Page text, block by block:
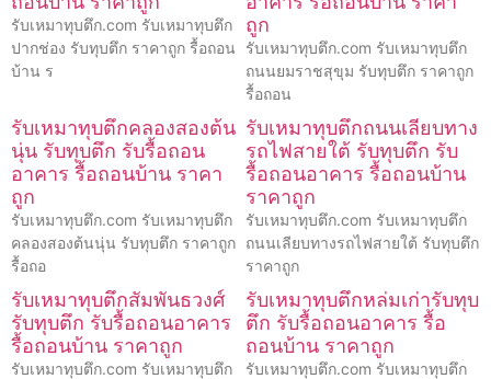
รับเหมาทุบตึก.com รับเหมาทุบตึก
ปากช่อง รับทุบตึก ราคาถูก รื้อถอน
บ้าน ร
ถูก
รับเหมาทุบตึก.com รับเหมาทุบตึก
ถนนยมราชสุขุม รับทุบตึก ราคาถูก
รื้อถอน
รับเหมาทุบตึกคลองสองต้น
นุ่น รับทุบตึก รับรื้อถอน
อาคาร รื้อถอนบ้าน ราคา
ถูก
รับเหมาทุบตึก.com รับเหมาทุบตึก
คลองสองต้นนุ่น รับทุบตึก ราคาถูก
รื้อถอ
รับเหมาทุบตึกถนนเลียบทาง
รถไฟสายใต้ รับทุบตึก รับ
รื้อถอนอาคาร รื้อถอนบ้าน
ราคาถูก
รับเหมาทุบตึก.com รับเหมาทุบตึก
ถนนเลียบทางรถไฟสายใต้ รับทุบตึก
ราคาถูก
รับเหมาทุบตึกสัมพันธวงศ์
รับทุบตึก รับรื้อถอนอาคาร
รื้อถอนบ้าน ราคาถูก
รับเหมาทุบตึก.com รับเหมาทุบตึก
รับเหมาทุบตึกหล่มเก่ารับทุบ
ตึก รับรื้อถอนอาคาร รื้อ
ถอนบ้าน ราคาถูก
รับเหมาทุบตึก.com รับเหมาทุบตึก